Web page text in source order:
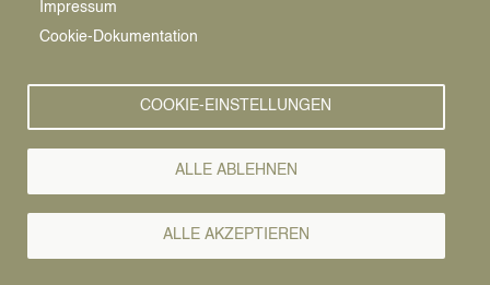
News
Impressum
Cookie-Dokumentation
COOKIE-EINSTELLUNGEN
ALLE ABLEHNEN
ALLE AKZEPTIEREN